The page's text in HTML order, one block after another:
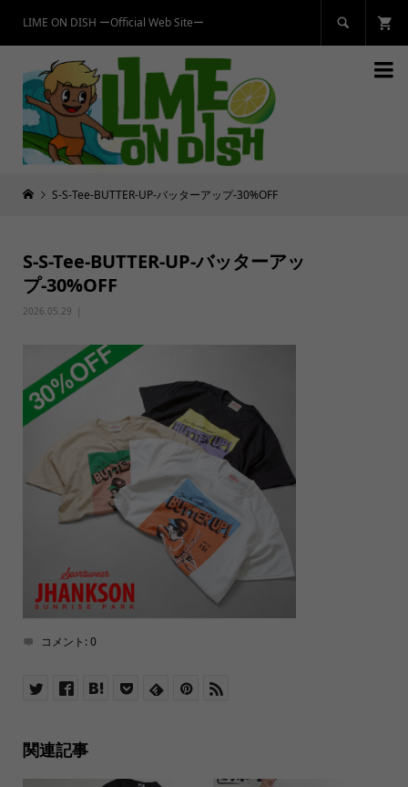
LIME ON DISH ーOfficial Web Siteー 

S-S-Tee-BUTTER-UP-バッターアップ-30%OFF
S-S-Tee-BUTTER-UP-バッターアッ
プ-30%OFF
2026.05.29
コメント:0
関連記事